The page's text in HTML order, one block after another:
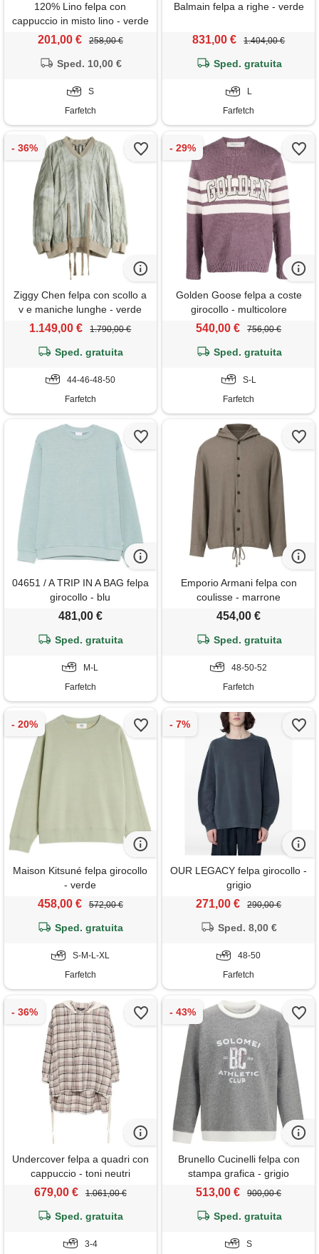
120% Lino felpa con
cappuccio in misto lino - verde
201,00 € 258,00 €
Sped. 10,00 €
S
Farfetch
Balmain felpa a righe - verde
831,00 € 1.404,00 €
Sped. gratuita
L
Farfetch
Ziggy Chen felpa con scollo a
v e maniche lunghe - verde
1.149,00 € 1.790,00 €
Sped. gratuita
44-46-48-50
Farfetch
Golden Goose felpa a coste
girocollo - multicolore
540,00 € 756,00 €
Sped. gratuita
S-L
Farfetch
04651 / A TRIP IN A BAG felpa
girocollo - blu
481,00 €
Sped. gratuita
M-L
Farfetch
Emporio Armani felpa con
coulisse - marrone
454,00 €
Sped. gratuita
48-50-52
Farfetch
Maison Kitsuné felpa girocollo
- verde
458,00 € 572,00 €
Sped. gratuita
S-M-L-XL
Farfetch
OUR LEGACY felpa girocollo -
grigio
271,00 € 290,00 €
Sped. 8,00 €
48-50
Farfetch
Undercover felpa a quadri con
cappuccio - toni neutri
679,00 € 1.061,00 €
Sped. gratuita
3-4
Brunello Cucinelli felpa con
stampa grafica - grigio
513,00 € 900,00 €
Sped. gratuita
S